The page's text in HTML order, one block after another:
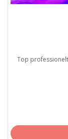
Top